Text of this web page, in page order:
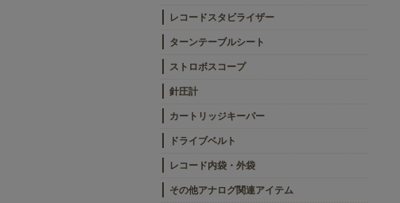
レコードスタビライザー
ターンテーブルシート
ストロボスコープ
針圧計
カートリッジキーパー
ドライブベルト
レコード内袋・外袋
その他アナログ関連アイテム